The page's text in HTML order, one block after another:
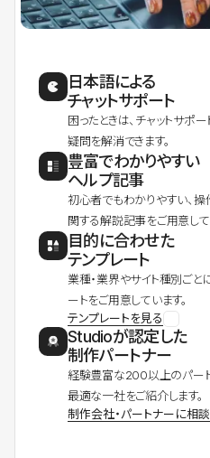
日本語による
チャットサポート
困ったときは、チャットサポ
疑問を解消できます。
豊富でわかりやすい
ヘルプ記事
初心者でもわかりやすい、操
関する解説記事をご用意して
目的に合わせた
テンプレート
業種・業界やサイト種別ご
ートをご用意しています。
テンプレートを見る
Studioが認定した
制作パートナー
経験豊富な200以上のパート
最適な一社をご紹介します。
制作会社・パートナーに相